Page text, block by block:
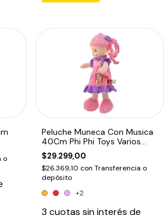
o
Peluche Muneca Con Musica
40Cm Phi Phi Toys Varios
Colores
$29.299,00
$26.369,10 con Transferencia o
depósito
+2
3 cuotas sin interés de